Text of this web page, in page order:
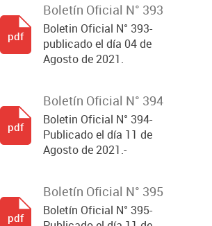
Boletín Oficial N° 393
Boletin Oficial N° 393-
publicado el día 04 de
Agosto de 2021.
pdf
Boletín Oficial N° 394
Boletin Oficial N° 394-
Publicado el día 11 de
Agosto de 2021.-
pdf
Boletín Oficial N° 395
Boletín Oficial N° 395-
pdf